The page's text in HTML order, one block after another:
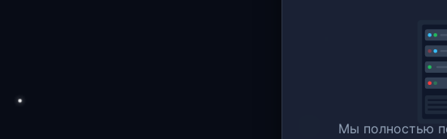
Мы полностью